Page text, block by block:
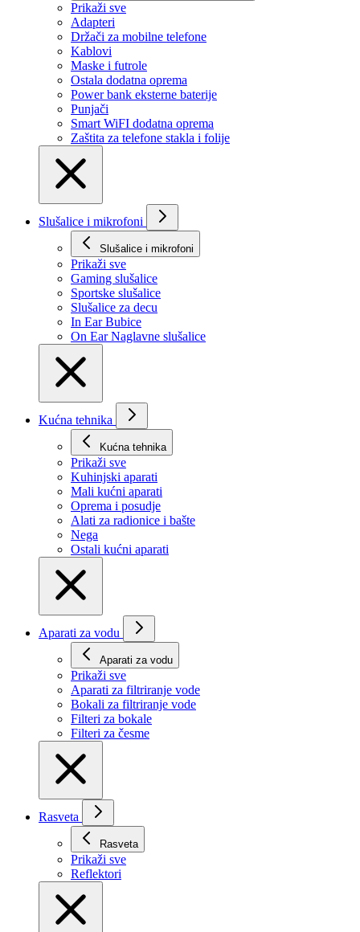
Prikaži svе
Adapteri
Držači za mobilne telefone
Kablovi
Maske i futrole
Ostala dodatna oprema
Power bank eksterne baterije
Punjači
Smart WiFI dodatna oprema
Zaštita za telefone stakla i folije
Slušalice i mikrofoni
Slušalice i mikrofoni
Prikaži svе
Gaming slušalice
Sportske slušalice
Slušalice za decu
In Ear Bubice
On Ear Naglavne slušalice
Kućna tehnika
Kućna tehnika
Prikaži svе
Kuhinjski aparati
Mali kućni aparati
Oprema i posudje
Alati za radionice i bašte
Nega
Ostali kućni aparati
Aparati za vodu
Aparati za vodu
Prikaži svе
Aparati za filtriranje vode
Bokali za filtriranje vode
Filteri za bokale
Filteri za česme
Rasveta
Rasveta
Prikaži svе
Reflektori